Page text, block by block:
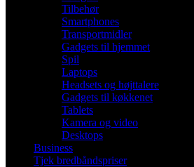
Tilbehør
Smartphones
Transportmidler
Gadgets til hjemmet
Spil
Laptops
Headsets og højttalere
Gadgets til køkkenet
Tablets
Kamera og video
Desktops
Business
Tjek bredbåndspriser